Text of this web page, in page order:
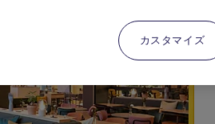
カスタマイズ